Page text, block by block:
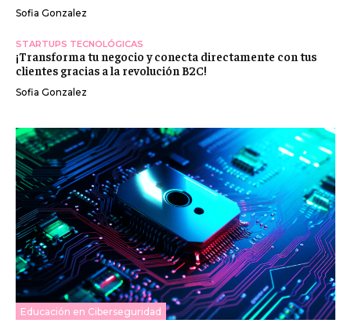
Sofia Gonzalez
STARTUPS TECNOLÓGICAS
¡Transforma tu negocio y conecta directamente con tus
clientes gracias a la revolución B2C!
Sofia Gonzalez
Educación en Ciberseguridad